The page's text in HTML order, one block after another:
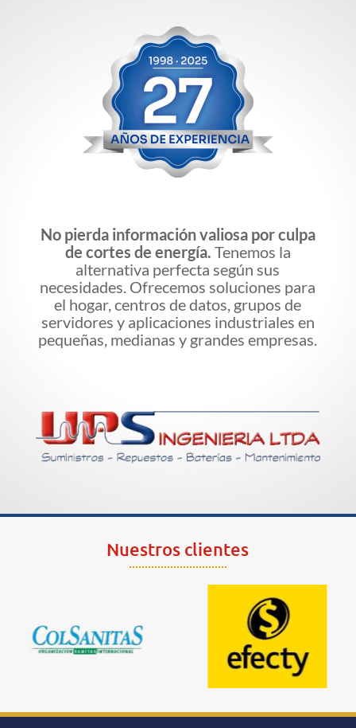
No pierda información valiosa por culpa
de cortes de energía. Tenemos la
alternativa perfecta según sus
necesidades. Ofrecemos soluciones para
el hogar, centros de datos, grupos de
servidores y aplicaciones industriales en
pequeñas, medianas y grandes empresas.
Nuestros clientes